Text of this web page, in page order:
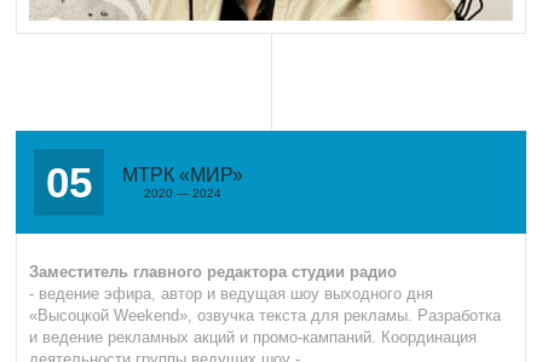
05 МТРК «МИР»
2020 — 2024
Заместитель главного редактора студии радио
- ведение эфира, автор и ведущая шоу выходного дня
«Высоцкой Weekend», озвучка текста для рекламы. Разработка
и ведение рекламных акций и промо-кампаний. Координация